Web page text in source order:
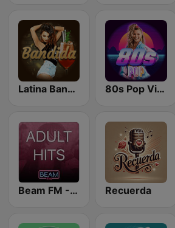
Latina Bandida! 80s Pop Vibes
Beam FM - Adult Hits Recuerda